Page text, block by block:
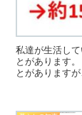
私達が生活し
とがあります
とがあります